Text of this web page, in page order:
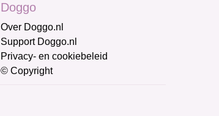
Doggo
Over Doggo.nl
Support Doggo.nl
Privacy- en cookiebeleid
© Copyright